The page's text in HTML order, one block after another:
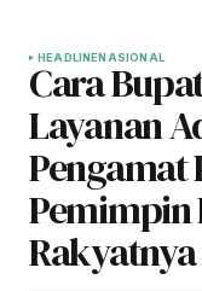
HEADLINENASIONAL
Cara
Layanan
Pengamat
Pemimpin
Rakyatnya